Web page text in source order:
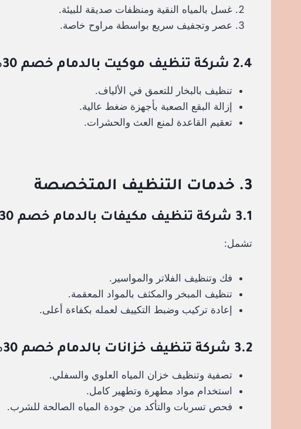
غسل بالمياه النقية ومنظفات صديقة للبيئة.
عصر وتجفيف سريع بواسطة مراوح خاصة.
2.4 شركة تنظيف موكيت بالدمام خصم 30%
تنظيف بالبخار للتعمق في الألياف.
إزالة البقع الصعبة بأجهزة ضغط عالية.
تعقيم القاعدة لمنع العث والحشرات.
3. خدمات التنظيف المتخصصة
3.1 شركة تنظيف مكيفات بالدمام خصم 30%
تشمل:
فك وتنظيف الفلاتر والمواسير.
تنظيف المبخر والمكثف بالمواد المعقمة.
إعادة تركيب وضبط التكييف لعمله بكفاءة أعلى.
3.2 شركة تنظيف خزانات بالدمام خصم 30%
تصفية وتنظيف خزان المياه العلوي والسفلي.
استخدام مواد مطهرة وتطهير كامل.
فحص تسربات والتأكد من جودة المياه الصالحة للشرب.